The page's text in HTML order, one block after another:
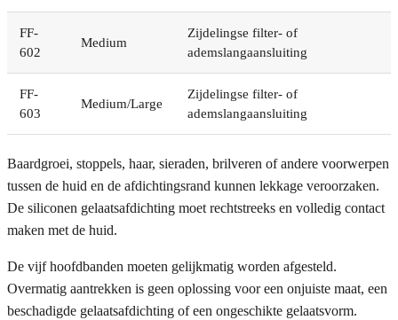
FF-
602
Medium
Zijdelingse filter- of
ademslangaansluiting
FF-
603
Medium/Large
Zijdelingse filter- of
ademslangaansluiting
Baardgroei, stoppels, haar, sieraden, brilveren of andere voorwerpen
tussen de huid en de afdichtingsrand kunnen lekkage veroorzaken.
De siliconen gelaatsafdichting moet rechtstreeks en volledig contact
maken met de huid.
De vijf hoofdbanden moeten gelijkmatig worden afgesteld.
Overmatig aantrekken is geen oplossing voor een onjuiste maat, een
beschadigde gelaatsafdichting of een ongeschikte gelaatsvorm.